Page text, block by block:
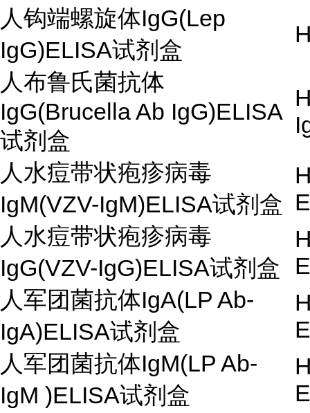
人钩端螺旋体IgG(Lep
IgG)ELISA试剂盒
人布鲁氏菌抗体
IgG(Brucella Ab IgG)ELISA
试剂盒
人水痘带状疱疹病毒
IgM(VZV-IgM)ELISA试剂盒
人水痘带状疱疹病毒
IgG(VZV-IgG)ELISA试剂盒
人军团菌抗体IgA(LP Ab-
IgA)ELISA试剂盒
人军团菌抗体IgM(LP Ab-
IgM )ELISA试剂盒